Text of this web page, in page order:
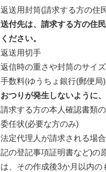
返送用封筒(請求する方の住
送付先は、請求する方の住
ください。
返送用切手
返信時の重さや封筒のサイ
手数料(ゆうちょ銀行(郵便局
おつりが発生しないように
請求する方の本人確認書類
委任状(必要な方のみ)
法定代理人が請求される場
記の登記事項証明書など)の
は、その作成後3か月以内の